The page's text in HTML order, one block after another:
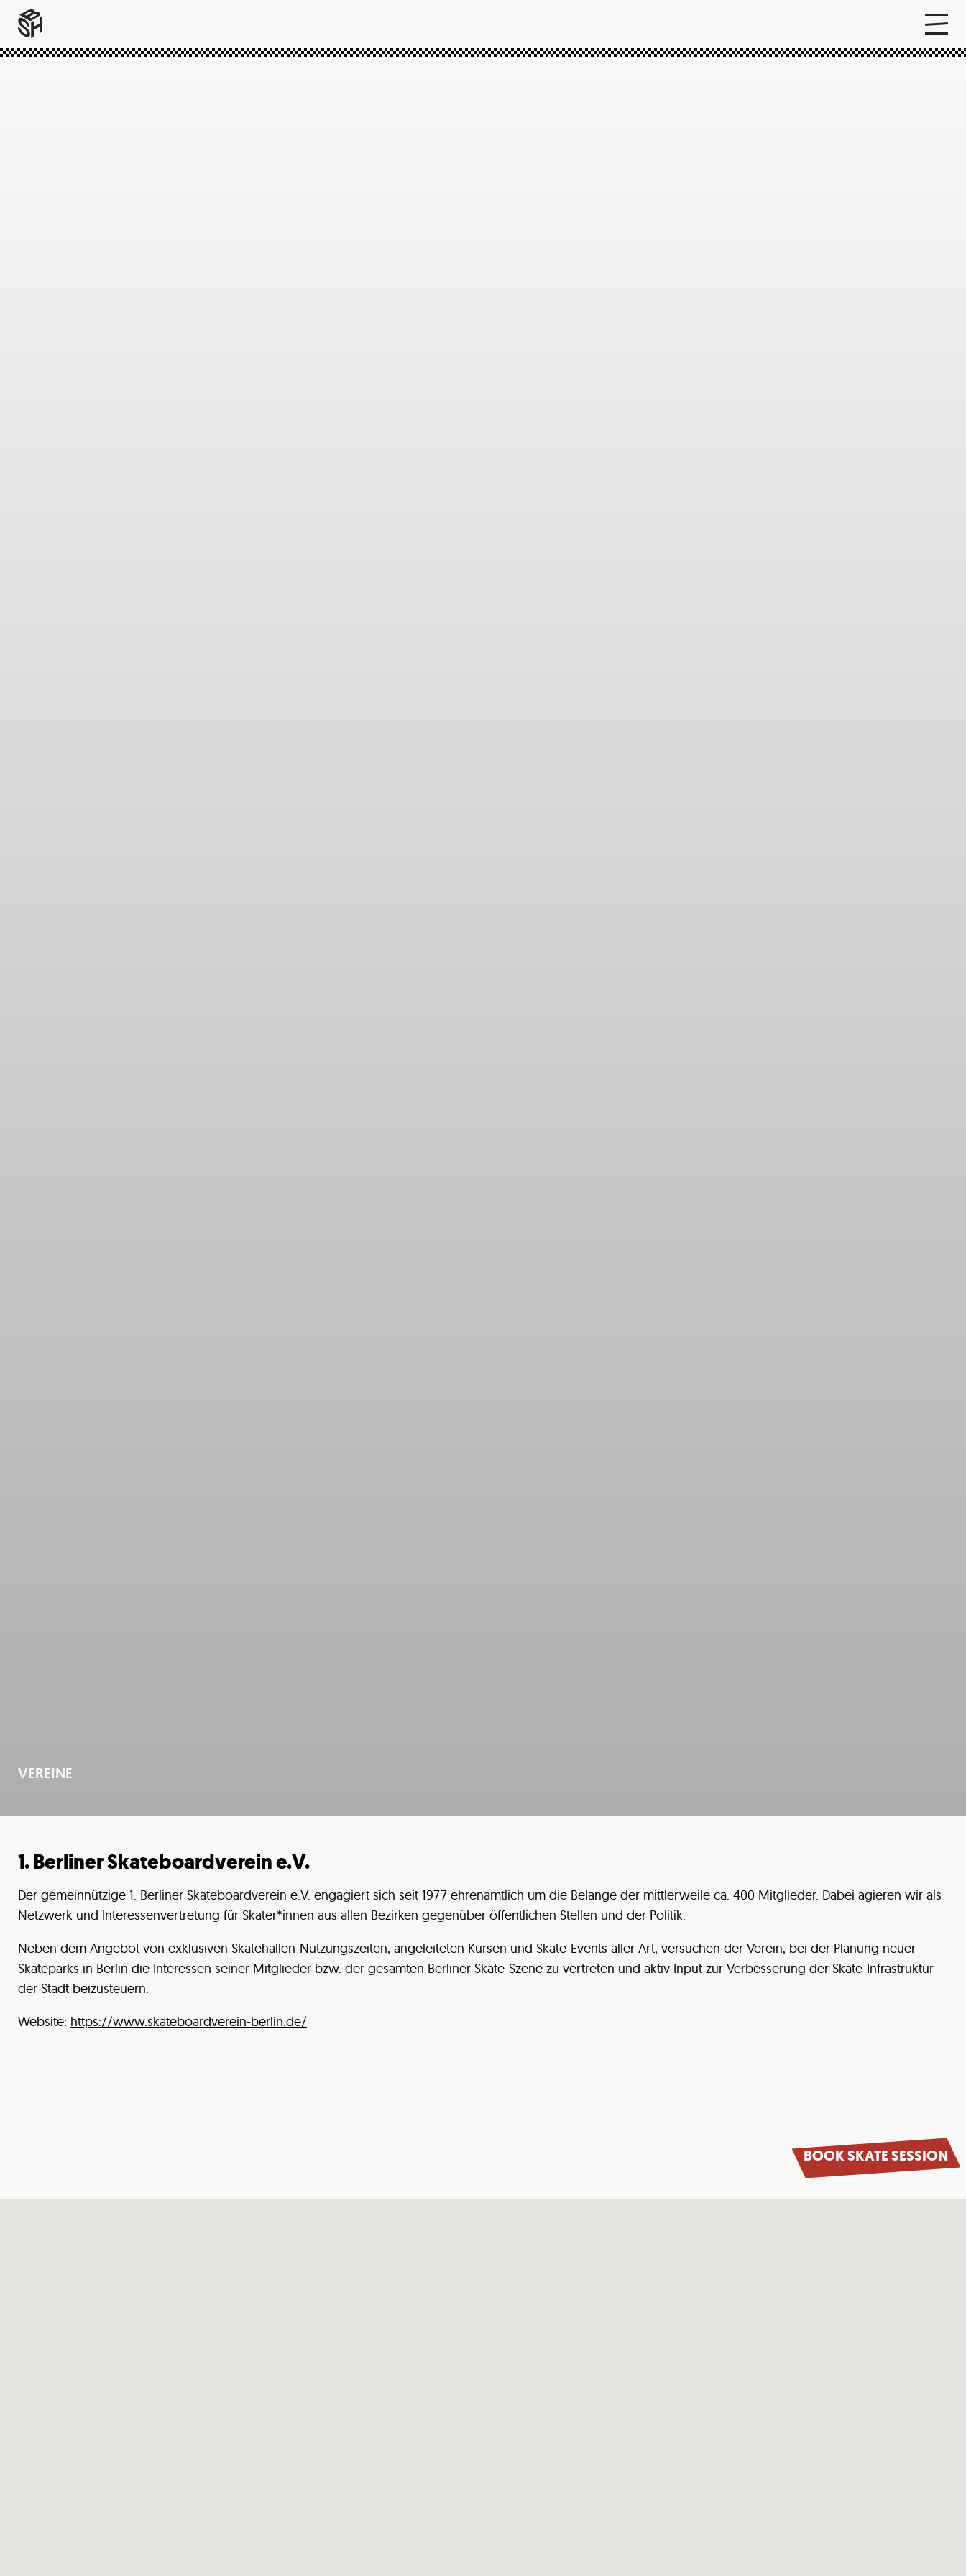
VEREINE
1. Berliner Skateboardverein e.V.
Der gemeinnützige 1. Berliner Skateboardverein e.V. engagiert sich seit 1977 ehrenamtlich um die Belange der mittlerweile ca. 400 Mitglieder. Dabei agieren wir als
Netzwerk und Interessenvertretung für Skater*innen aus allen Bezirken gegenüber öffentlichen Stellen und der Politik.
Neben dem Angebot von exklusiven Skatehallen-Nutzungszeiten, angeleiteten Kursen und Skate-Events aller Art, versuchen der Verein, bei der Planung neuer
Skateparks in Berlin die Interessen seiner Mitglieder bzw. der gesamten Berliner Skate-Szene zu vertreten und aktiv Input zur Verbesserung der Skate-Infrastruktur
der Stadt beizusteuern.
Website: https://www.skateboardverein-berlin.de/
BOOK SKATE SESSION